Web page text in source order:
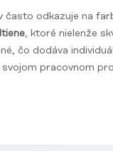
často odkazuje na
, ktoré nielenže
čo dodáva
pracovnom